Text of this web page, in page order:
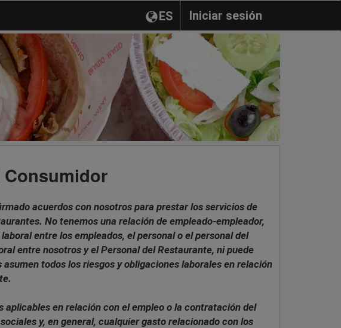
Iniciar sesión
ES
Consumidor
acuerdos con nosotros para prestar los servicios de
No tenemos una relación de empleado-empleador,
entre los empleados, el personal o el personal del
entre nosotros y el Personal del Restaurante, ni puede
todos los riesgos y obligaciones laborales en relación
en relación con el empleo o la contratación del
y, en general, cualquier gasto relacionado con los